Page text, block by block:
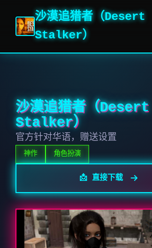
沙漠追猎者（Desert
Stalker）
沙漠追猎者（Desert
Stalker）
官方针对华语，赠送设置
神作 角色扮演
📩 直接下载